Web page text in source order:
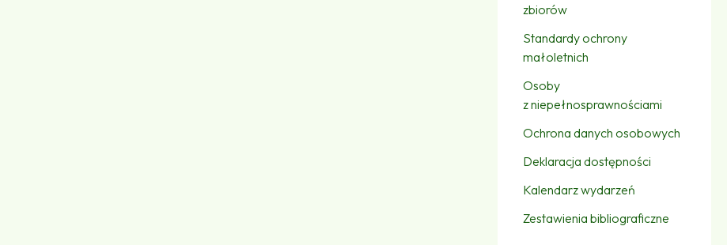
zbiorów
Standardy ochrony
małoletnich
Osoby
z niepełnosprawnościami
Ochrona danych osobowych
Deklaracja dostępności
Kalendarz wydarzeń
Zestawienia bibliograficzne